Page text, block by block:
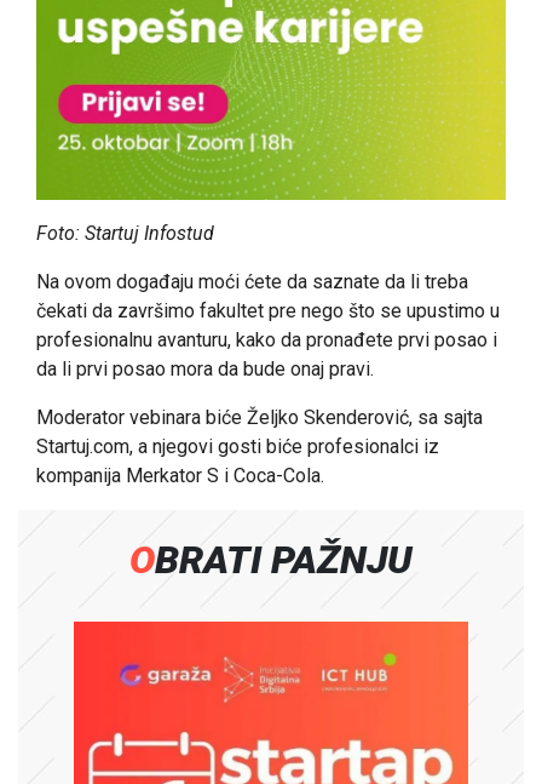
Foto: Startuj Infostud
Na ovom događaju moći ćete da saznate da li treba
čekati da završimo fakultet pre nego što se upustimo u
profesionalnu avanturu, kako da pronađete prvi posao i
da li prvi posao mora da bude onaj pravi.
Moderator vebinara biće Željko Skenderović, sa sajta
Startuj.com, a njegovi gosti biće profesionalci iz
kompanija Merkator S i Coca-Cola.
OBRATI PAŽNJU